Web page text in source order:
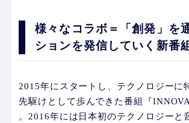
様々なコラボ＝「創発」を
ションを発信していく新番組
2015年にスタートし、テクノロジーに
先駆けとして歩んできた番組『
。2016年には日本初のテクノロジーと